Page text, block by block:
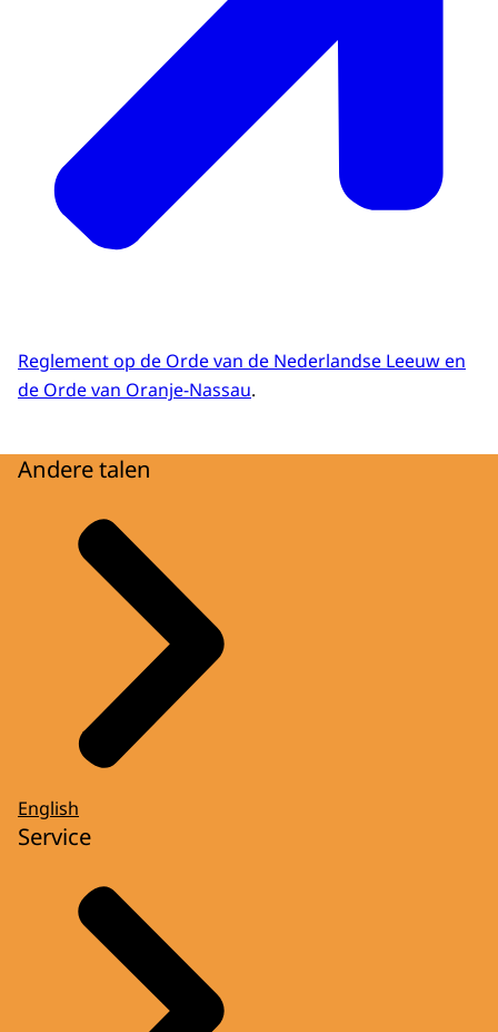
Reglement op de Orde van de Nederlandse Leeuw en
de Orde van Oranje-Nassau.
Andere talen
English
Service